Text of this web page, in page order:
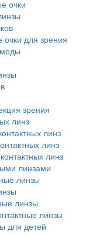
очки
для зрения
зрения
линз
линз
линз
линз
линзами
линзы
линзы
линзы
для детей